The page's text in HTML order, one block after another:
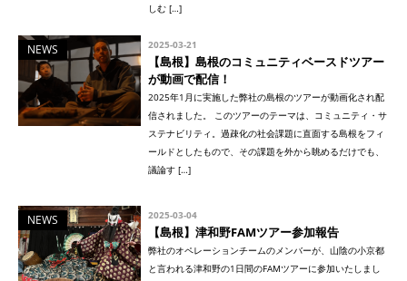
しむ […]
NEWS 2025-03-21
【島根】島根のコミュニティベースドツアー
が動画で配信！
2025年1月に実施した弊社の島根のツアーが動画化され配
信されました。 このツアーのテーマは、コミュニティ・サ
ステナビリティ。過疎化の社会課題に直面する島根をフィ
ールドとしたもので、その課題を外から眺めるだけでも、
議論す […]
NEWS 2025-03-04
【島根】津和野FAMツアー参加報告
弊社のオペレーションチームのメンバーが、山陰の小京都
と言われる津和野の1日間のFAMツアーに参加いたしまし